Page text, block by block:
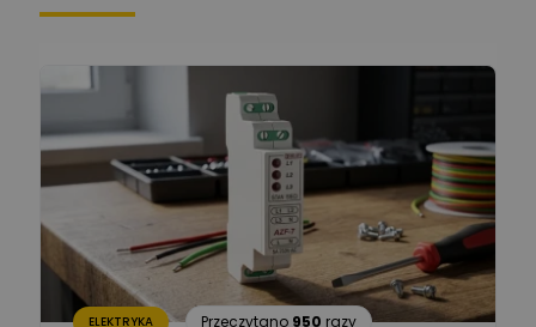
Łukasz Barton
Ekspert Elektryk
Ekspert mgr inż. elektronik
i informatyk, Hager Polska
Sp. z o.o.
Zadaj pytanie
Aleksander NKT Zadaj pytanie
ELEKTRYKA Przeczytano 950 razy